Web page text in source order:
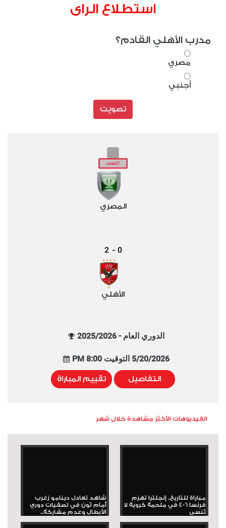
استطلاع الراى
مدرب الأهلي القادم؟
مصري
أجنبي
تصويت
المصري
0
-
2
الأهلي
الدوري العام - 2025/2026
5/20/2026 التوقيت 8:00 PM
التفاصيل تقييم المباراة
الفيديوهات الأكثر مشاهدة خلال شهر
مباراة للتاريخ.. إنجلترا تهزم
فرنسا 6-4 في ملحمة كروية لا
تُنسى
شاهد تعادل دينامو زغرب
أمام ثون في تصفيات دوري
الأبطال وعدم مشاركة...